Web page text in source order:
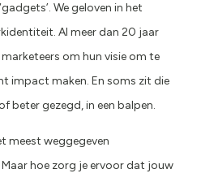
We geloven in het
Al meer dan 20 jaar
om hun visie om te
impact maken. En soms zit die
beter gezegd, in een balpen.
meest weggegeven
hoe zorg je ervoor dat jouw